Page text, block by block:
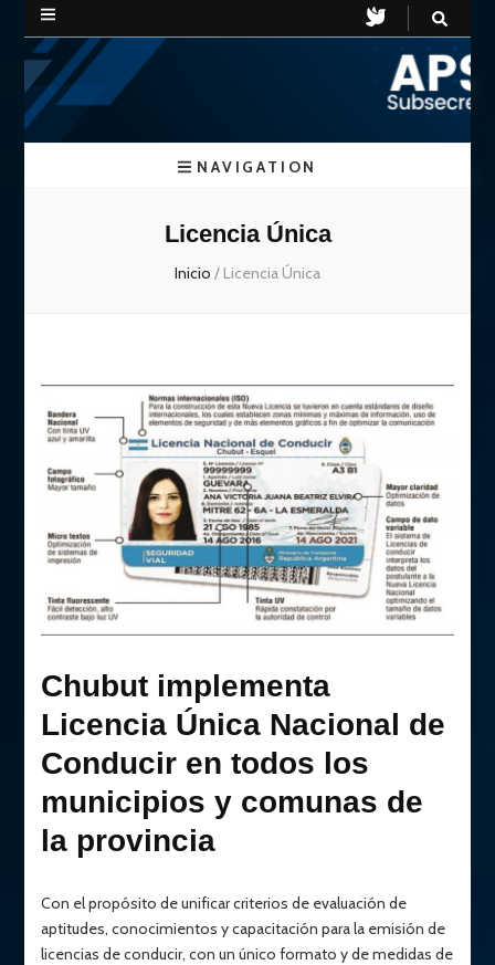
APSV
Chubut
Subsecretaria de Seguridad Vial
NAVIGATION
Licencia Única
Inicio / Licencia Única
Chubut implementa
Licencia Única Nacional de
Conducir en todos los
municipios y comunas de
la provincia
Con el propósito de unificar criterios de evaluación de
aptitudes, conocimientos y capacitación para la emisión de
licencias de conducir, con un único formato y de medidas de